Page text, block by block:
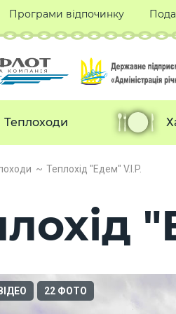
Теплохід "Едем" V.I.P.
ВІДЕО 22 ФОТО
Програми відпочинку
Теплоходи